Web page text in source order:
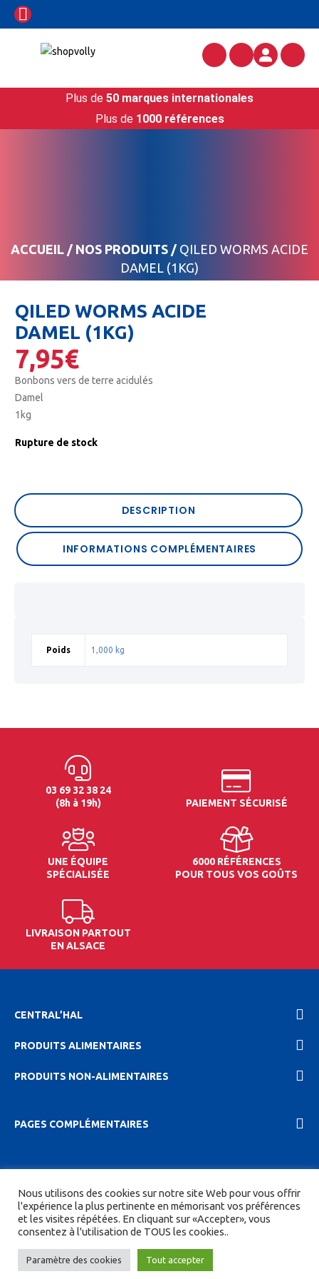
Plus de 50 marques internationales
Plus de 1000 références
ACCUEIL / NOS PRODUITS / QILED WORMS ACIDE
DAMEL (1KG)
QILED WORMS ACIDE
DAMEL (1KG)
7,95€
Bonbons vers de terre acidulés
Damel
1kg
Rupture de stock
DESCRIPTION
INFORMATIONS COMPLÉMENTAIRES
Poids 1,000 kg
03 69 32 38 24
(8h à 19h)
PAIEMENT SÉCURISÉ
UNE ÉQUIPE
SPÉCIALISÉE
6000 RÉFÉRENCES
POUR TOUS VOS GOÛTS
LIVRAISON PARTOUT
EN ALSACE
CENTRAL’HAL
PRODUITS ALIMENTAIRES
PRODUITS NON-ALIMENTAIRES
PAGES COMPLÉMENTAIRES
confidentionalité| CGV| Tous droits réservés.
Site réalisé parDIGITICS etJoan HAEGELE
Nous utilisons des cookies sur notre site Web pour vous offrir
l'expérience la plus pertinente en mémorisant vos préférences
et les visites répétées. En cliquant sur «Accepter», vous
consentez à l'utilisation de TOUS les cookies..
Paramètre des cookies Tout accepter